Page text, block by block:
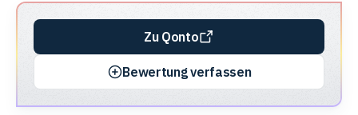
Krypto
Banking
Zu Qonto
Bewertung verfassen